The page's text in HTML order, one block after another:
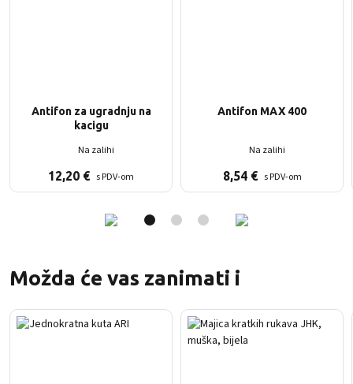
Antifon za ugradnju na
kacigu
Na zalihi
12,20 € s PDV-om
Antifon MAX 400
Na zalihi
8,54 € s PDV-om
Možda će vas zanimati i